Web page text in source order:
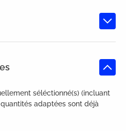
séléctionné(s) (incluant
adaptées sont déjà